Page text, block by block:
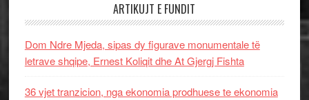
ARTIKUJT E FUNDIT
Dom Ndre Mjeda, sipas dy figurave monumentale të
letrave shqipe, Ernest Koliqit dhe At Gjergj Fishta
36 vjet tranzicion, nga ekonomia prodhuese te ekonomia